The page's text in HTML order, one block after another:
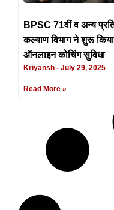
BPSC 71वीं व अन्य
कल्याण विभाग ने शुरू किया
ऑनलाइन कोचिंग सुविधा
Kriyansh July 29, 2025
Read More »